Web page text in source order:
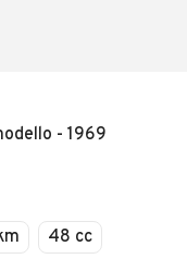
- 1969
48 cc